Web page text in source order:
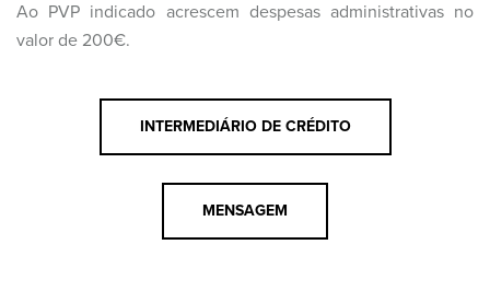
Ao PVP indicado acrescem despesas administrativas no
valor de 200€.
INTERMEDIÁRIO DE CRÉDITO
MENSAGEM